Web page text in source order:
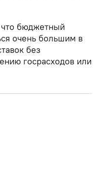
что бюджетный
очень большим в
без
госрасходов или